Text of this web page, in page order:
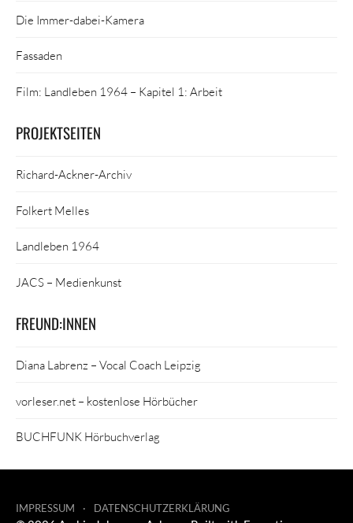
Die Immer-dabei-Kamera
Fassaden
Film: Landleben 1964 – Kapitel 1: Arbeit
PROJEKTSEITEN
Richard-Ackner-Archiv
Folkert Melles
Landleben 1964
JACS – Medienkunst
FREUND:INNEN
Diana Labrenz – Vocal Coach Leipzig
vorleser.net – kostenlose Hörbücher
BUCHFUNK Hörbuchverlag
IMPRESSUM DATENSCHUTZERKLÄRUNG